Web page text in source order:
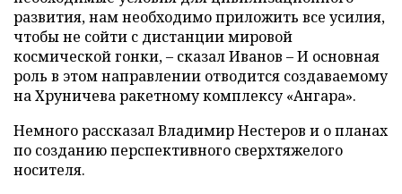
развития, нам необходимо приложить все усилия,
чтобы не сойти с дистанции мировой
космической гонки, – сказал Иванов – И основная
роль в этом направлении отводится создаваемому
на Хруничева ракетному комплексу «Ангара».
Немного рассказал Владимир Нестеров и о планах
по созданию перспективного сверхтяжелого
носителя.